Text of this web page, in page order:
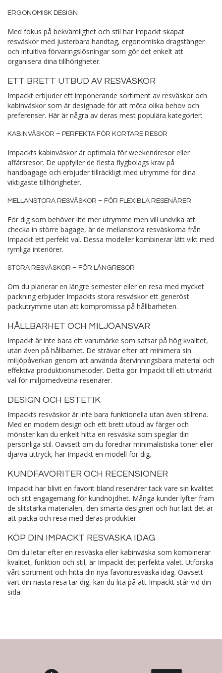
ERGONOMISK DESIGN
Med fokus på bekvämlighet och stil har Impackt skapat
resväskor med justerbara handtag, ergonomiska dragstänger
och intuitiva förvaringslösningar som gör det enkelt att
organisera dina tillhörigheter.
ETT BRETT UTBUD AV RESVÄSKOR
Impackt erbjuder ett imponerande sortiment av resväskor och
kabinväskor som är designade för att möta olika behov och
preferenser. Här är några av deras mest populära kategorier:
KABINVÄSKOR – PERFEKTA FÖR KORTARE RESOR
Impackts kabinväskor är optimala för weekendresor eller
affärsresor. De uppfyller de flesta flygbolags krav på
handbagage och erbjuder tillräckligt med utrymme för dina
viktigaste tillhörigheter.
MELLANSTORA RESVÄSKOR – FÖR FLEXIBLA RESENÄRER
För dig som behöver lite mer utrymme men vill undvika att
checka in större bagage, är de mellanstora resväskorna från
Impackt ett perfekt val. Dessa modeller kombinerar lätt vikt med
rymliga interiörer.
STORA RESVÄSKOR – FÖR LÅNGRESOR
Om du planerar en längre semester eller en resa med mycket
packning erbjuder Impackts stora resväskor ett generöst
packutrymme utan att kompromissa på hållbarheten.
HÅLLBARHET OCH MILJÖANSVAR
Impackt är inte bara ett varumärke som satsar på hög kvalitet,
utan även på hållbarhet. De strävar efter att minimera sin
miljöpåverkan genom att använda återvinningsbara material och
effektiva produktionsmetoder. Detta gör Impackt till ett utmärkt
val för miljömedvetna resenärer.
DESIGN OCH ESTETIK
Impackts resväskor är inte bara funktionella utan även stilrena.
Med en modern design och ett brett utbud av färger och
mönster kan du enkelt hitta en resväska som speglar din
personliga stil. Oavsett om du föredrar minimalistiska toner eller
djärva uttryck, har Impackt en modell för dig.
KUNDFAVORITER OCH RECENSIONER
Impackt har blivit en favorit bland resenärer tack vare sin kvalitet
och sitt engagemang för kundnöjdhet. Många kunder lyfter fram
de slitstarka materialen, den smarta designen och hur lätt det är
att packa och resa med deras produkter.
KÖP DIN IMPACKT RESVÄSKA IDAG
Om du letar efter en resväska eller kabinväska som kombinerar
kvalitet, funktion och stil, är Impackt det perfekta valet. Utforska
vårt sortiment och hitta din nya favoritresväska idag. Oavsett
vart din nästa resa tar dig, kan du lita på att Impackt står vid din
sida.